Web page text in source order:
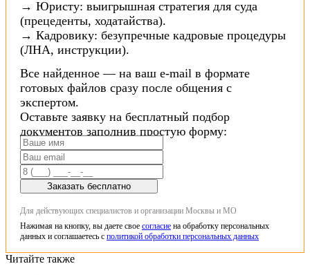
→ Юристу: выигрышная стратегия для суда
(прецеденты, ходатайства).
→ Кадровику: безупречные кадровые процедуры
(ЛНА, инструкции).
Все найденное — на ваш e-mail в формате
готовых файлов сразу после общения с
экспертом.
Оставьте заявку на бесплатный подбор
документов заполнив простую форму:
Заказать бесплатно
Для действующих специалистов и организации Москвы и МО
Нажимая на кнопку, вы даете свое согласие на обработку персональных
данных и соглашаетесь с политикой обработки персональных данных
Читайте также